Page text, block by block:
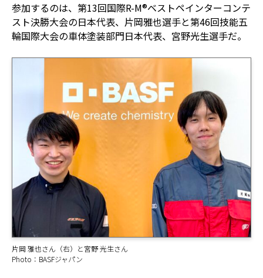
参加するのは、第13回国際R-M®ベストペインターコンテ
スト決勝大会の日本代表、片岡雅也選手と第46回技能五
輪国際大会の車体塗装部門日本代表、宮野光生選手だ。
片岡 雅也さん（右）と宮野 光生さん
Photo：BASFジャパン